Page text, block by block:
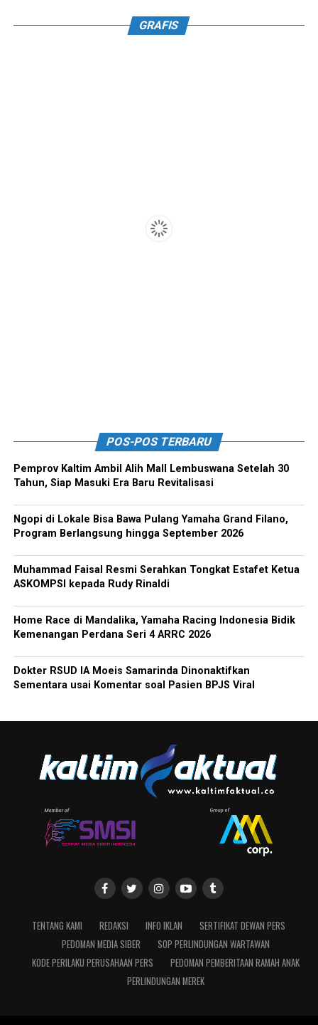
GRAFIS
POS-POS TERBARU
Pemprov Kaltim Ambil Alih Mall Lembuswana Setelah 30
Tahun, Siap Masuki Era Baru Revitalisasi
Ngopi di Lokale Bisa Bawa Pulang Yamaha Grand Filano,
Program Berlangsung hingga September 2026
Muhammad Faisal Resmi Serahkan Tongkat Estafet Ketua
ASKOMPSI kepada Rudy Rinaldi
Home Race di Mandalika, Yamaha Racing Indonesia Bidik
Kemenangan Perdana Seri 4 ARRC 2026
Dokter RSUD IA Moeis Samarinda Dinonaktifkan
Sementara usai Komentar soal Pasien BPJS Viral
TENTANG KAMI REDAKSI INFO IKLAN
SERTIFIKAT DEWAN PERS
PEDOMAN MEDIA SIBER
SOP PERLINDUNGAN WARTAWAN
KODE PERILAKU PERUSAHAAN PERS
PEDOMAN PEMBERITAAN RAMAH ANAK
PERLINDUNGAN MEREK